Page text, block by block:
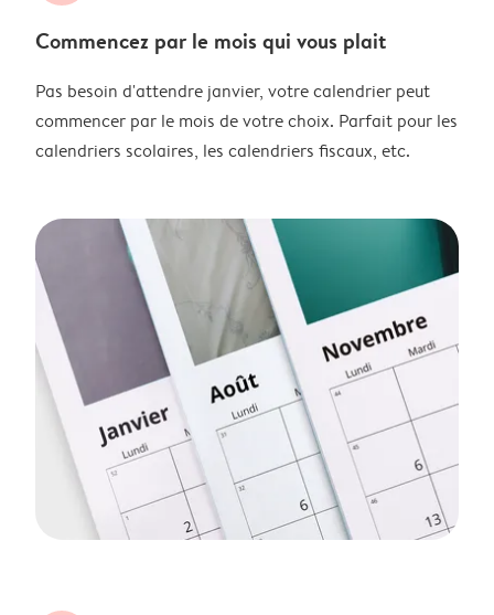
Commencez par le mois qui vous plait
Pas besoin d'attendre janvier, votre calendrier peut
commencer par le mois de votre choix. Parfait pour les
calendriers scolaires, les calendriers fiscaux, etc.